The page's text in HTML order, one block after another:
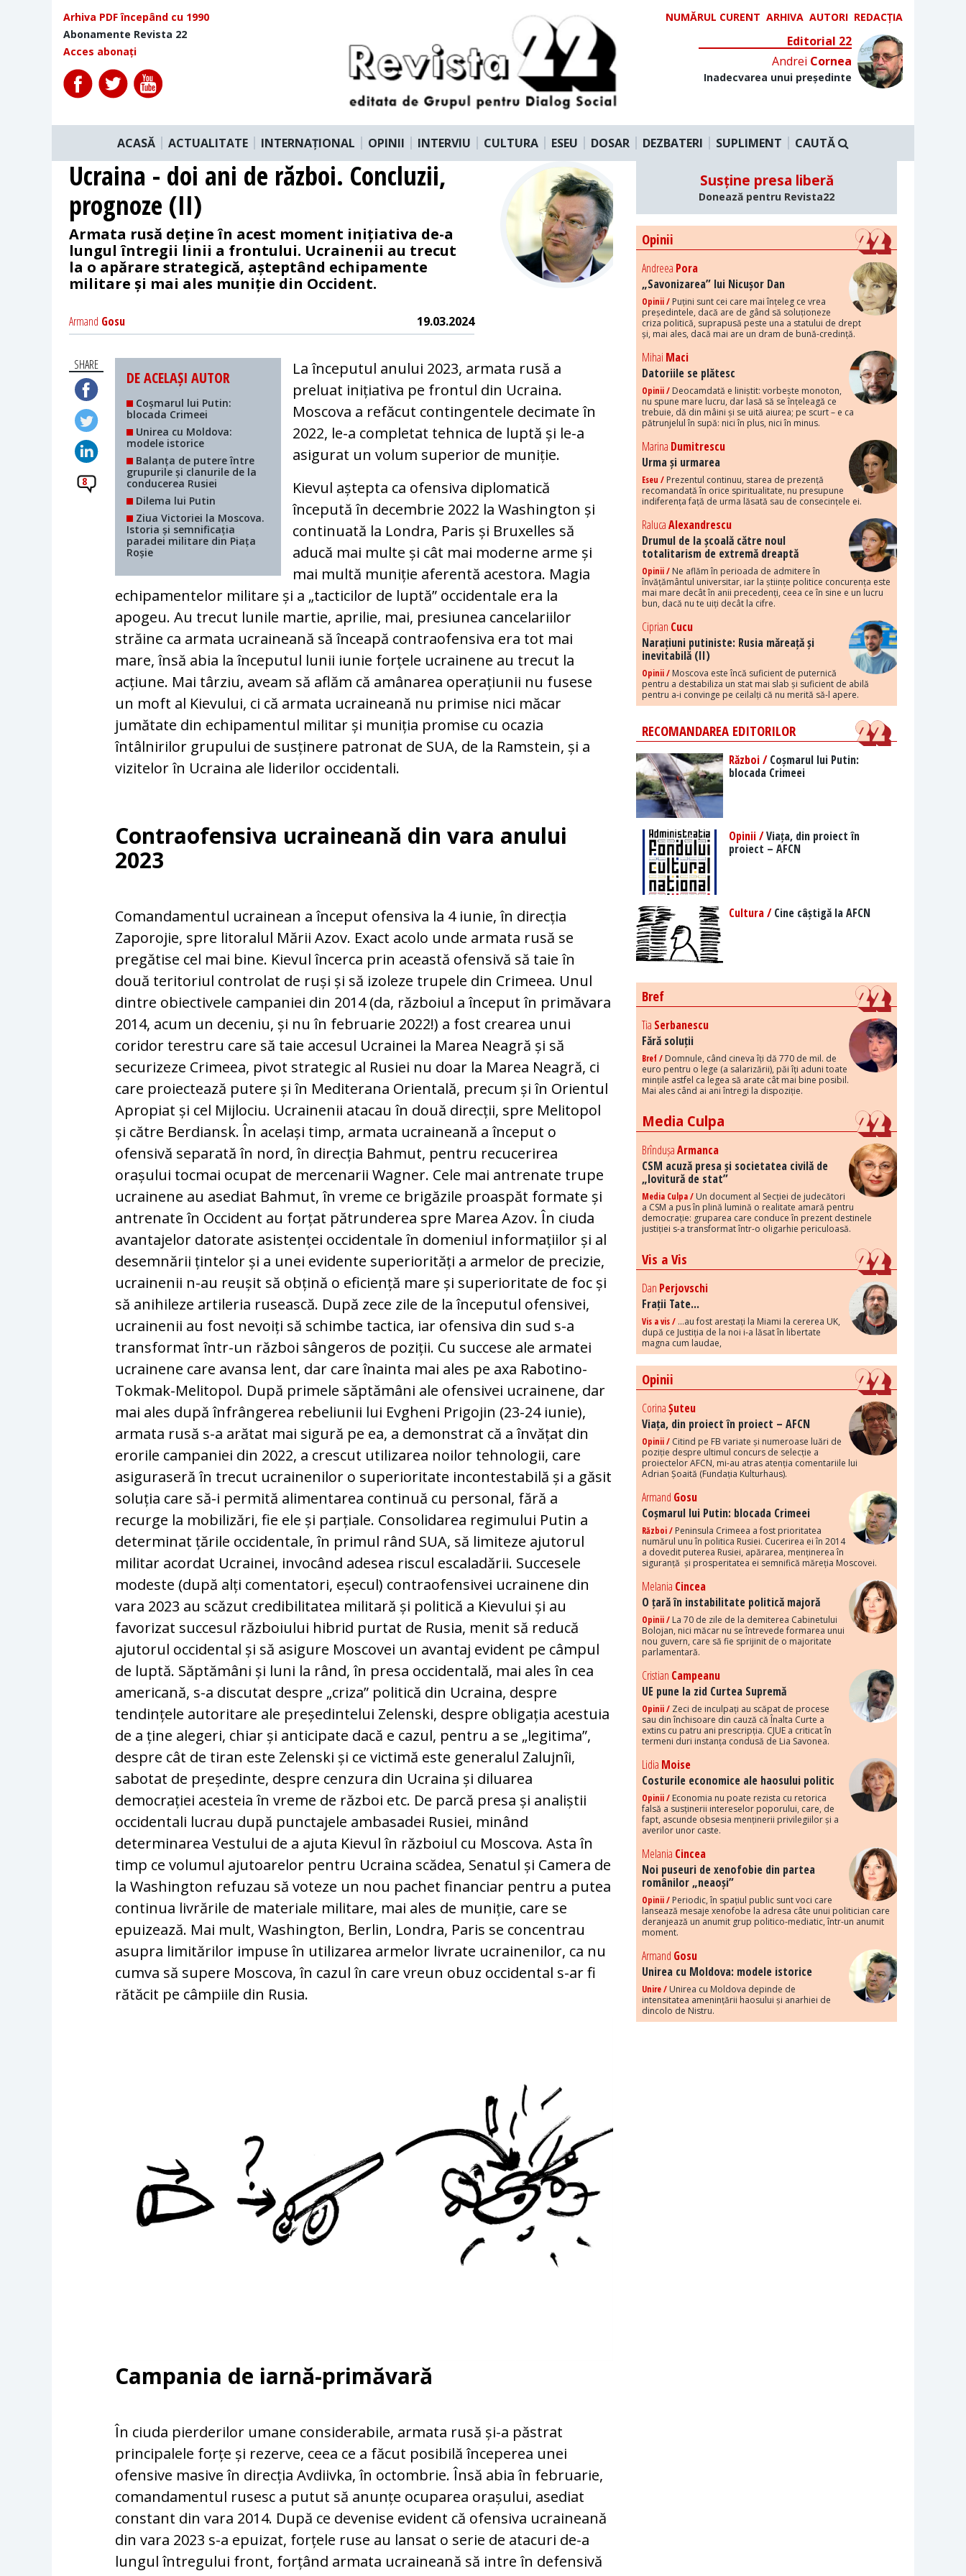
Arhiva PDF începând cu 1990
Abonamente Revista 22
Acces abonați
NUMĂRUL CURENT ARHIVA AUTORI REDACȚIA
Editorial 22
Andrei Cornea
Inadecvarea unui președinte
ACASĂ ACTUALITATE INTERNAȚIONAL OPINII INTERVIU CULTURA ESEU DOSAR DEZBATERI SUPLIMENT CAUTĂ
Ucraina - doi ani de război. Concluzii,
prognoze (II)
Armata rusă deține în acest moment inițiativa de-a
lungul întregii linii a frontului. Ucrainenii au trecut
la o apărare strategică, așteptând echipamente
militare și mai ales muniție din Occident.
Armand Gosu 19.03.2024
SHARE
8
DE ACELAȘI AUTOR
Coșmarul lui Putin:
blocada Crimeei
Unirea cu Moldova:
modele istorice
Balanța de putere între
grupurile și clanurile de la
conducerea Rusiei
Dilema lui Putin
Ziua Victoriei la Moscova.
Istoria și semnificația
paradei militare din Piața
Roșie
La începutul anului 2023, armata rusă a
preluat inițiativa pe frontul din Ucraina.
Moscova a refăcut contingentele decimate în
2022, le-a completat tehnica de luptă și le-a
asigurat un volum superior de muniție.
Kievul aștepta ca ofensiva diplomatică
începută în decembrie 2022 la Washington și
continuată la Londra, Paris și Bruxelles să
aducă mai multe și cât mai moderne arme și
mai multă muniție aferentă acestora. Magia
echipamentelor militare și a „tacticilor de luptă” occidentale era la
apogeu. Au trecut lunile martie, aprilie, mai, presiunea cancelariilor
străine ca armata ucraineană să înceapă contraofensiva era tot mai
mare, însă abia la începutul lunii iunie forțele ucrainene au trecut la
acțiune. Mai târziu, aveam să aflăm că amânarea operațiunii nu fusese
un moft al Kievului, ci că armata ucraineană nu primise nici măcar
jumătate din echipamentul militar și muniția promise cu ocazia
întâlnirilor grupului de susținere patronat de SUA, de la Ramstein, și a
vizitelor în Ucraina ale liderilor occidentali.
Contraofensiva ucraineană din vara anului
2023
Comandamentul ucrainean a început ofensiva la 4 iunie, în direcția
Zaporojie, spre litoralul Mării Azov. Exact acolo unde armata rusă se
pregătise cel mai bine. Kievul încerca prin această ofensivă să taie în
două teritoriul controlat de ruși și să izoleze trupele din Crimeea. Unul
dintre obiectivele campaniei din 2014 (da, războiul a început în primăvara
2014, acum un deceniu, și nu în februarie 2022!) a fost crearea unui
coridor terestru care să taie accesul Ucrainei la Marea Neagră și să
securizeze Crimeea, pivot strategic al Rusiei nu doar la Marea Neagră, ci
care proiectează putere și în Mediterana Orientală, precum și în Orientul
Apropiat și cel Mijlociu. Ucrainenii atacau în două direcții, spre Melitopol
și către Berdiansk. În același timp, armata ucraineană a început o
ofensivă separată în nord, în direcția Bahmut, pentru recucerirea
orașului tocmai ocupat de mercenarii Wagner. Cele mai antrenate trupe
ucrainene au asediat Bahmut, în vreme ce brigăzile proaspăt formate și
antrenate în Occident au forțat pătrunderea spre Marea Azov. În ciuda
avantajelor datorate asistenței occidentale în domeniul informațiilor și al
desemnării țintelor și a unei evidente superiorități a armelor de precizie,
ucrainenii n-au reușit să obțină o eficiență mare și superioritate de foc și
să anihileze artileria rusească. După zece zile de la începutul ofensivei,
ucrainenii au fost nevoiți să schimbe tactica, iar ofensiva din sud s-a
transformat într-un război sângeros de poziții. Cu succese ale armatei
ucrainene care avansa lent, dar care înainta mai ales pe axa Rabotino-
Tokmak-Melitopol. După primele săptămâni ale ofensivei ucrainene, dar
mai ales după înfrângerea rebeliunii lui Evgheni Prigojin (23-24 iunie),
armata rusă s-a arătat mai sigură pe ea, a demonstrat că a învățat din
erorile campaniei din 2022, a crescut utilizarea noilor tehnologii, care
asiguraseră în trecut ucrainenilor o superioritate incontestabilă și a găsit
soluția care să-i permită alimentarea continuă cu personal, fără a
recurge la mobilizări, fie ele și parțiale. Consolidarea regimului Putin a
determinat țările occidentale, în primul rând SUA, să limiteze ajutorul
militar acordat Ucrainei, invocând adesea riscul escaladării. Succesele
modeste (după alți comentatori, eșecul) contraofensivei ucrainene din
vara 2023 au scăzut credibilitatea militară și politică a Kievului și au
favorizat succesul războiului hibrid purtat de Rusia, menit să reducă
ajutorul occidental și să asigure Moscovei un avantaj evident pe câmpul
de luptă. Săptămâni și luni la rând, în presa occidentală, mai ales în cea
americană, s-a discutat despre „criza” politică din Ucraina, despre
tendințele autoritare ale președintelui Zelenski, despre obligația acestuia
de a ține alegeri, chiar și anticipate dacă e cazul, pentru a se „legitima”,
despre cât de tiran este Zelenski și ce victimă este generalul Zalujnîi,
sabotat de președinte, despre cenzura din Ucraina și diluarea
democrației acesteia în vreme de război etc. De parcă presa și analiștii
occidentali lucrau după punctajele ambasadei Rusiei, minând
determinarea Vestului de a ajuta Kievul în războiul cu Moscova. Asta în
timp ce volumul ajutoarelor pentru Ucraina scădea, Senatul și Camera de
la Washington refuzau să voteze un nou pachet financiar pentru a putea
continua livrările de materiale militare, mai ales de muniție, care se
epuizează. Mai mult, Washington, Berlin, Londra, Paris se concentrau
asupra limitărilor impuse în utilizarea armelor livrate ucrainenilor, ca nu
cumva să supere Moscova, în cazul în care vreun obuz occidental s-ar fi
rătăcit pe câmpiile din Rusia.
Campania de iarnă-primăvară
În ciuda pierderilor umane considerabile, armata rusă și-a păstrat
principalele forțe și rezerve, ceea ce a făcut posibilă începerea unei
ofensive masive în direcția Avdiivka, în octombrie. Însă abia în februarie,
comandamentul rusesc a putut să anunțe ocuparea orașului, asediat
constant din vara 2014. După ce devenise evident că ofensiva ucraineană
din vara 2023 s-a epuizat, forțele ruse au lansat o serie de atacuri de-a
lungul întregului front, forțând armata ucraineană să intre în defensivă
Susține presa liberă
Donează pentru Revista22
Opinii
Andreea Pora
„Savonizarea” lui Nicușor Dan
Opinii / Puțini sunt cei care mai înțeleg ce vrea
președintele, dacă are de gând să soluționeze
criza politică, suprapusă peste una a statului de drept
și, mai ales, dacă mai are un dram de bună-credință.
Mihai Maci
Datoriile se plătesc
Opinii / Deocamdată e liniștit: vorbește monoton,
nu spune mare lucru, dar lasă să se înțeleagă ce
trebuie, dă din mâini și se uită aiurea; pe scurt – e ca
pătrunjelul în supă: nici în plus, nici în minus.
Marina Dumitrescu
Urma și urmarea
Eseu / Prezentul continuu, starea de prezență
recomandată în orice spiritualitate, nu presupune
indiferența față de urma lăsată sau de consecințele ei.
RalucaAlexandrescu
Drumul de la școală către noul
totalitarism de extremă dreaptă
Opinii / Ne aflăm în perioada de admitere în
învățământul universitar, iar la științe politice concurența este
mai mare decât în anii precedenți, ceea ce în sine e un lucru
bun, dacă nu te uiți decât la cifre.
Ciprian Cucu
Narațiuni putiniste: Rusia măreață și
inevitabilă (II)
Opinii / Moscova este încă suficient de puternică
pentru a destabiliza un stat mai slab și suficient de abilă
pentru a-i convinge pe ceilalți că nu merită să-l apere.
RECOMANDAREA EDITORILOR
Război /Coșmarul lui Putin:
blocada Crimeei
Opinii /Viața, din proiect în
proiect – AFCN
Cultura /Cine câștigă la AFCN
Bref
Tia Serbanescu
Fără soluții
Bref / Domnule, când cineva îți dă 770 de mil. de
euro pentru o lege (a salarizării), păi îți aduni toate
mințile astfel ca legea să arate cât mai bine posibil.
Mai ales când ai ani întregi la dispoziție.
Media Culpa
BrîndușaArmanca
CSM acuză presa și societatea civilă de
„lovitură de stat”
Media Culpa / Un document al Secției de judecători
a CSM a pus în plină lumină o realitate amară pentru
democrație: gruparea care conduce în prezent destinele
justiției s-a transformat într-o oligarhie periculoasă.
Vis a Vis
Dan Perjovschi
Frații Tate...
Vis a vis / ...au fost arestați la Miami la cererea UK,
după ce Justiția de la noi i-a lăsat în libertate
magna cum laudae,
Opinii
CorinaȘuteu
Viața, din proiect în proiect – AFCN
Opinii / Citind pe FB variate și numeroase luări de
poziție despre ultimul concurs de selecție a
proiectelor AFCN, mi-au atras atenția comentariile lui
Adrian Șoaită (Fundația Kulturhaus).
Armand Gosu
Coșmarul lui Putin: blocada Crimeei
Război / Peninsula Crimeea a fost prioritatea
numărul unu în politica Rusiei. Cucerirea ei în 2014
a dovedit puterea Rusiei, apărarea, menținerea în
siguranță și prosperitatea ei semnifică măreția Moscovei.
Melania Cincea
O țară în instabilitate politică majoră
Opinii / La 70 de zile de la demiterea Cabinetului
Bolojan, nici măcar nu se întrevede formarea unui
nou guvern, care să fie sprijinit de o majoritate
parlamentară.
Cristian Campeanu
UE pune la zid Curtea Supremă
Opinii / Zeci de inculpați au scăpat de procese
sau din închisoare din cauză că Înalta Curte a
extins cu patru ani prescripția. CJUE a criticat în
termeni duri instanța condusă de Lia Savonea.
Lidia Moise
Costurile economice ale haosului politic
Opinii / Economia nu poate rezista cu retorica
falsă a susținerii intereselor poporului, care, de
fapt, ascunde obsesia menținerii privilegiilor și a
averilor unor caste.
Melania Cincea
Noi puseuri de xenofobie din partea
românilor „neaoși”
Opinii / Periodic, în spațiul public sunt voci care
lansează mesaje xenofobe la adresa câte unui politician care
deranjează un anumit grup politico-mediatic, într-un anumit
moment.
Armand Gosu
Unirea cu Moldova: modele istorice
Unire / Unirea cu Moldova depinde de
intensitatea amenințării haosului și anarhiei de
dincolo de Nistru.